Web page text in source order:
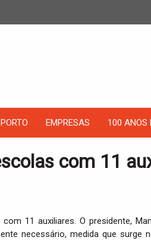
EMPRESAS 100 ANOS
com 11
11 auxiliares. O presidente,
necessário, medida que surge